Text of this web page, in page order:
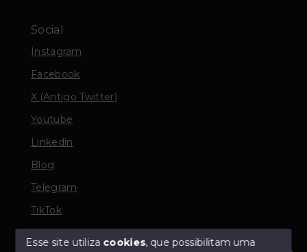
Social
Instagram
Facebook
X (Antigo Twitter)
Youtube
Linkedin
Blog
Telegram
TikTok
Esse site utiliza cookies, que possibilitam uma